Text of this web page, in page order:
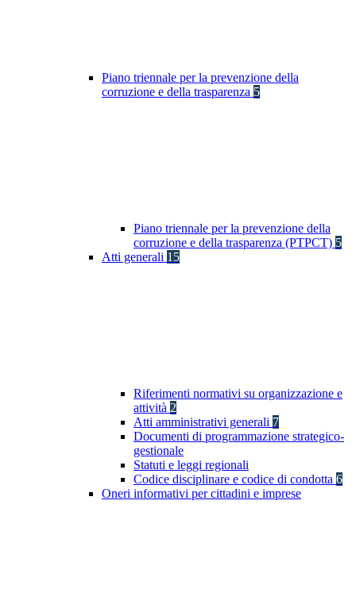
Piano triennale per la prevenzione della
corruzione e della trasparenza 5
Piano triennale per la prevenzione della
corruzione e della trasparenza (PTPCT) 5
Atti generali 15
Riferimenti normativi su organizzazione e
attività 2
Atti amministrativi generali 7
Documenti di programmazione strategico-
gestionale
Statuti e leggi regionali
Codice disciplinare e codice di condotta 6
Oneri informativi per cittadini e imprese